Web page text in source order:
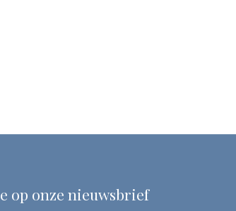
op onze nieuwsbrief